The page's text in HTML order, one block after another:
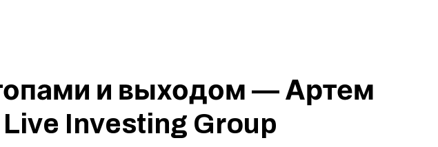
и выходом — Артем
Investing Group